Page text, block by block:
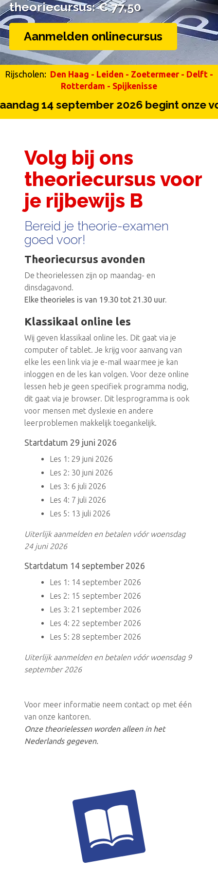
theoriecursus: € 77,50
theoriecursus: € 77,50
Aanmelden onlinecursus
Rijscholen: Den Haag - Leiden - Zoetermeer - Delft -
Rotterdam - Spijkenisse
14 september 2026 begint onze
Volg bij ons
theoriecursus voor
je rijbewijs B
Bereid je theorie-examen
goed voor!
Theoriecursus avonden
De theorielessen zijn op maandag- en
dinsdagavond.
Elke theorieles is van 19.30 tot 21.30 uur.
Klassikaal online les
Wij geven klassikaal online les. Dit gaat via je
computer of tablet. Je krijg voor aanvang van
elke les een link via je e-mail waarmee je kan
inloggen en de les kan volgen. Voor deze online
lessen heb je geen specifiek programma nodig,
dit gaat via je browser. Dit lesprogramma is ook
voor mensen met dyslexie en andere
leerproblemen makkelijk toegankelijk.
Startdatum 29 juni 2026
Les 1: 29 juni 2026
Les 2: 30 juni 2026
Les 3: 6 juli 2026
Les 4: 7 juli 2026
Les 5: 13 juli 2026
Uiterlijk aanmelden en betalen vóór woensdag
24 juni 2026
Startdatum 14 september 2026
Les 1: 14 september 2026
Les 2: 15 september 2026
Les 3: 21 september 2026
Les 4: 22 september 2026
Les 5: 28 september 2026
Uiterlijk aanmelden en betalen vóór woensdag 9
september 2026
Voor meer informatie neem contact op met één
van onze kantoren.
Onze theorielessen worden alleen in het
Nederlands gegeven.